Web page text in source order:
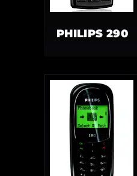
PHILIPS 290